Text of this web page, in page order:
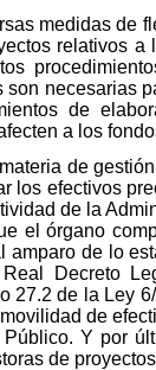
medidas
relativos
necesarias
de
a los
de
los efectivos
de la
el órgano
amparo de lo
Decreto
27.2 de la Ley
de
Y por
de